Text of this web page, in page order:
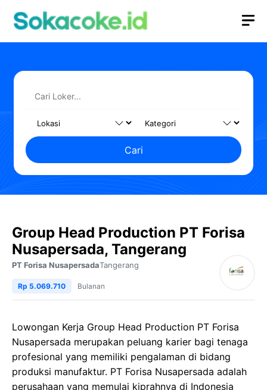
Cari
Group Head Production PT Forisa
Nusapersada, Tangerang
PT Forisa NusapersadaTangerang
Rp 5.069.710 Bulanan
Lowongan Kerja Group Head Production PT Forisa
Nusapersada merupakan peluang karier bagi tenaga
profesional yang memiliki pengalaman di bidang
produksi manufaktur. PT Forisa Nusapersada adalah
perusahaan yang memulai kiprahnya di Indonesia